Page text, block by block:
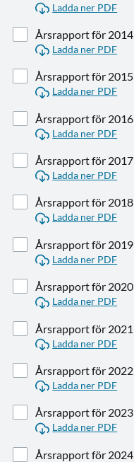
Ladda ner PDF
Årsrapport för 2014
Ladda ner PDF
Årsrapport för 2015
Ladda ner PDF
Årsrapport för 2016
Ladda ner PDF
Årsrapport för 2017
Ladda ner PDF
Årsrapport för 2018
Ladda ner PDF
Årsrapport för 2019
Ladda ner PDF
Årsrapport för 2020
Ladda ner PDF
Årsrapport för 2021
Ladda ner PDF
Årsrapport för 2022
Ladda ner PDF
Årsrapport för 2023
Ladda ner PDF
Årsrapport för 2024